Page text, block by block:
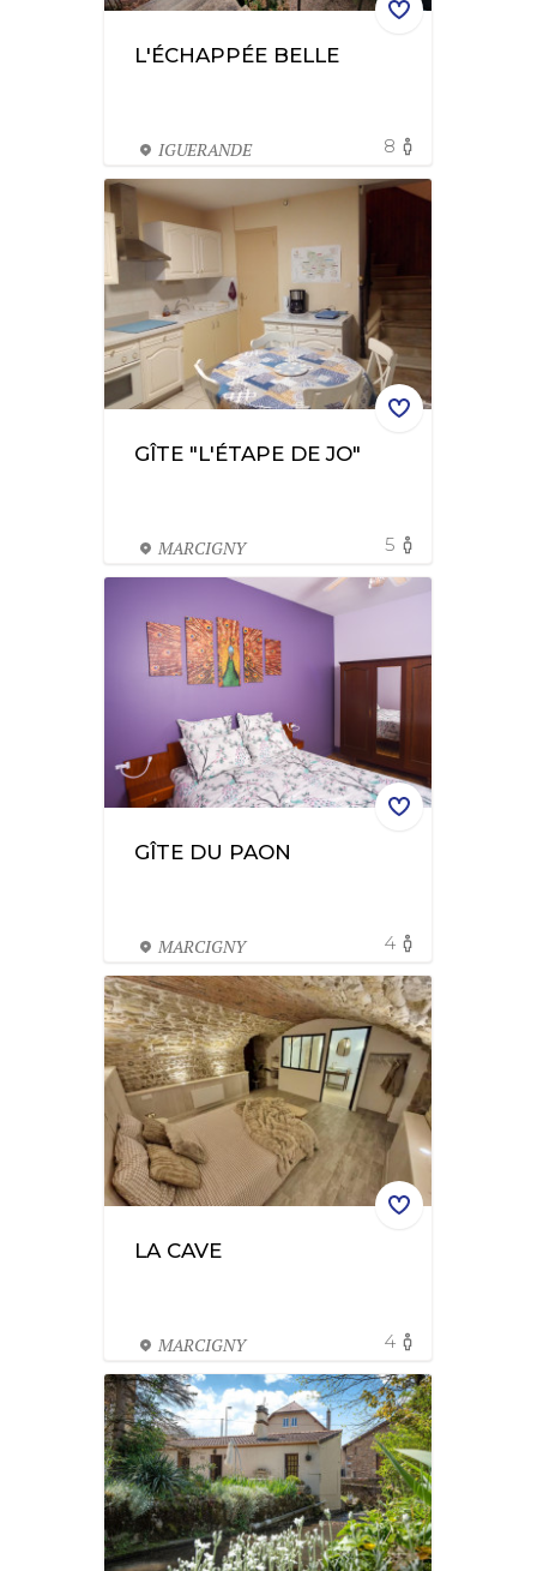
L'ÉCHAPPÉE BELLE
IGUERANDE 8
GÎTE "L'ÉTAPE DE JO"
MARCIGNY 5
GÎTE DU PAON
MARCIGNY 4
LA CAVE
MARCIGNY 4